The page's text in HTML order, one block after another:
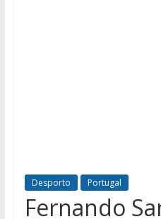
Desporto Portugal
Fernando